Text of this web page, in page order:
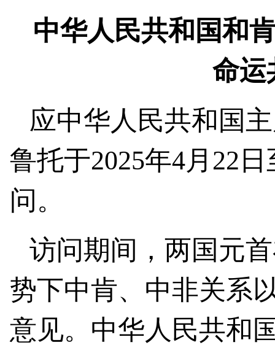
中华人民共和国和
命运
应中华人民共和国
鲁托于2025年4月22
问。
访问期间，两国元
势下中肯、中非关系
意见。中华人民共和